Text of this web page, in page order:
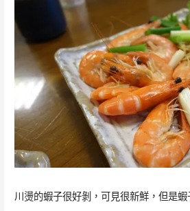
川燙的蝦子很好剝，可見很新鮮，但是蝦